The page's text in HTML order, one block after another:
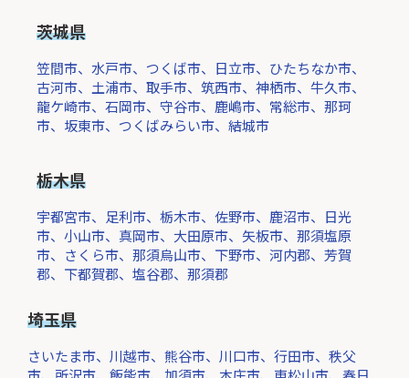
茨城県
笠間市、水戸市、つくば市、日立市、ひたちなか市、
古河市、土浦市、取手市、筑西市、神栖市、牛久市、
龍ケ崎市、石岡市、守谷市、鹿嶋市、常総市、那珂
市、坂東市、つくばみらい市、結城市
栃木県
宇都宮市、足利市、栃木市、佐野市、鹿沼市、日光
市、小山市、真岡市、大田原市、矢板市、那須塩原
市、さくら市、那須烏山市、下野市、河内郡、芳賀
郡、下都賀郡、塩谷郡、那須郡
埼玉県
さいたま市、川越市、熊谷市、川口市、行田市、秩父